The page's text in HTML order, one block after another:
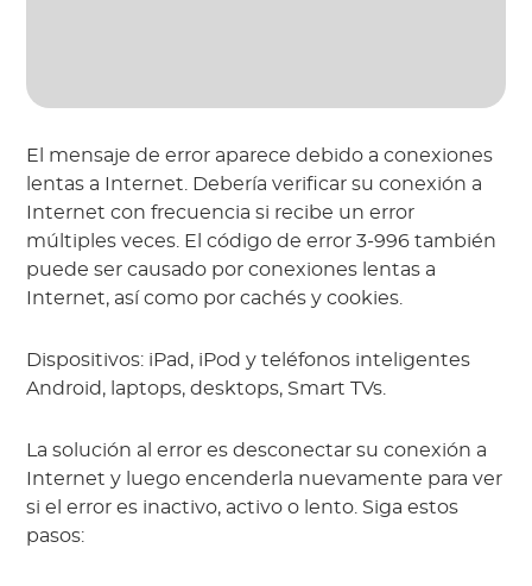
El mensaje de error aparece debido a conexiones
lentas a Internet. Debería verificar su conexión a
Internet con frecuencia si recibe un error
múltiples veces. El código de error 3-996 también
puede ser causado por conexiones lentas a
Internet, así como por cachés y cookies.
Dispositivos: iPad, iPod y teléfonos inteligentes
Android, laptops, desktops, Smart TVs.
La solución al error es desconectar su conexión a
Internet y luego encenderla nuevamente para ver
si el error es inactivo, activo o lento. Siga estos
pasos: